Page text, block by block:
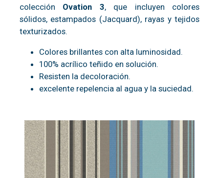
colección Ovation 3, que incluyen colores
sólidos, estampados (Jacquard), rayas y tejidos
texturizados.
Colores brillantes con alta luminosidad.
100% acrílico teñido en solución.
Resisten la decoloración.
excelente repelencia al agua y la suciedad.
SOULMATE CHARCOAL